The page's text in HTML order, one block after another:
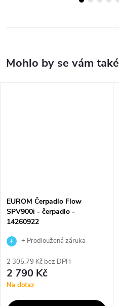
EUROM Čerpadlo Flow
SPV900i - čerpadlo -
14260922
+ Prodloužená záruka
2 305,79 Kč bez DPH
2 790 Kč
Na dotaz